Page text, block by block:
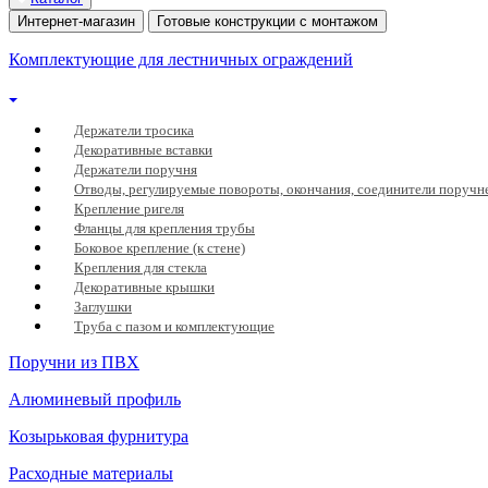
Интернет-магазин
Готовые конструкции с монтажом
Комплектующие для лестничных ограждений
Держатели тросика
Декоративные вставки
Держатели поручня
Отводы, регулируемые повороты, окончания, соединители
Крепление ригеля
Фланцы для крепления трубы
Боковое крепление (к стене)
Крепления для стекла
Декоративные крышки
Заглушки
Труба с пазом и комплектующие
Поручни из ПВХ
Алюминевый профиль
Козырьковая фурнитура
Расходные материалы